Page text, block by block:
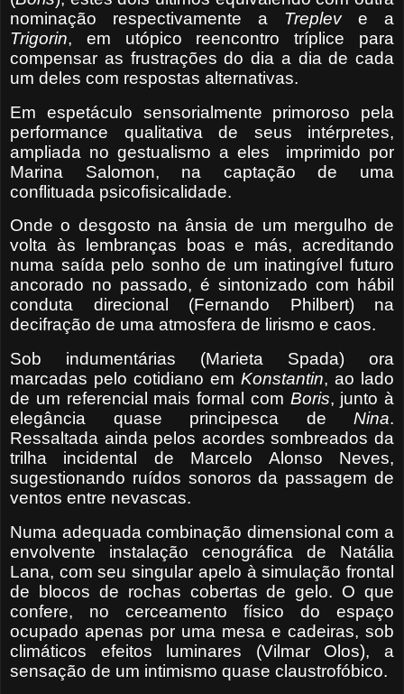
nominação respectivamente a Trepleve a
Trigorin, em utópico reencontro tríplice para
compensar as frustrações do dia a dia de cada
um deles com respostas alternativas.
Em espetáculo sensorialmente primoroso pela
performance qualitativa de seus intérpretes,
ampliada no gestualismo a eles
imprimido por
Marina Salomon, na captação de uma
conflituada psicofisicalidade.
Onde o desgosto na ânsia de um mergulho de
volta às lembranças boas e más, acreditando
numa saída pelo sonho de um inatingível futuro
ancorado no passado, é sintonizado com hábil
conduta direcional (Fernando Philbert) na
decifração de uma atmosfera de lirismo e caos.
Sob indumentárias (Marieta Spada) ora
marcadas pelo cotidiano em Konstantin, ao lado
de um referencial mais formal com Boris, junto à
elegância quase principesca de Nina.
Ressaltada ainda pelos acordes sombreados da
trilha incidental de Marcelo Alonso Neves,
sugestionando ruídos sonoros da passagem de
ventos entre nevascas.
Numa adequada combinação dimensional com a
envolvente instalação cenográfica de Natália
Lana, com seu singular apelo à simulação frontal
de blocos de rochas cobertas de gelo. O que
confere, no cerceamento físico do espaço
ocupado apenas por uma mesa e cadeiras, sob
climáticos efeitos luminares (Vilmar Olos), a
sensação de um intimismo quase claustrofóbico.